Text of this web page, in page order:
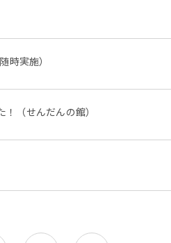
実施）
（せんだんの館）